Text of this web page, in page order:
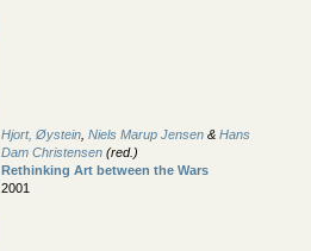
Hjort, Øystein Niels Marup Jensen & Hans
Dam Christensen (red.)
Rethinking Art between the Wars
2001